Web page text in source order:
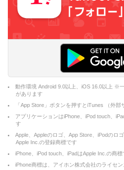
動作環境 Android 9.0以上、iOS 16.0以上 ※
があります
「App Store」ボタンを押すとiTunes （外部
アプリケーションはiPhone、iPod touch、
す
Apple、Appleのロゴ、App Store、iPodのロ
Apple Inc.の登録商標です
iPhone、iPod touch、iPadはApple Inc.の商標
iPhone商標は、アイホン株式会社のライセ